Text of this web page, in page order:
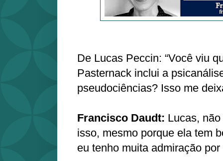
De Lucas Peccin: “Você viu
Pasternack inclui a
pseudociências? Isso me
Francisco Daudt: Lucas,
isso, mesmo porque ela tem
eu tenho muita admiração por